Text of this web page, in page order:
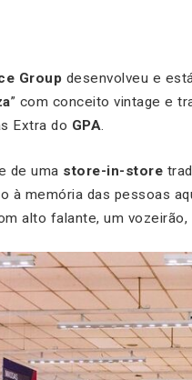
Group desenvolveu e
” com conceito vintage e
Extra do GPA.
de uma store-in-store
à memória das pessoas
alto falante, um